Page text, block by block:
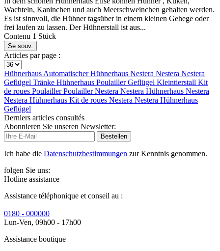
Wachteln, Kaninchen und auch Meerschweinchen gehalten werden.
Es ist sinnvoll, die Hühner tagsüber in einem kleinen Gehege oder
frei laufen zu lassen. Der Hühnerstall ist aus...
Contenu 1 Stück
Se souv.
Articles par page :
Hühnerhaus AutomatischerHühnerhaus Nestera Nestera Nestera
Geflügel Tränke Hühnerhaus PoulaillerGeflügel Kleintierstall Kit
de roues PoulaillerPoulaillerNestera Nestera Hühnerhaus Nestera
Nestera Hühnerhaus Kit de roues Nestera Nestera Hühnerhaus
Geflügel
Derniers articles consultés
Abonnieren Sie unseren Newsletter:
Bestellen
Ich habe die Datenschutzbestimmungen zur Kenntnis genommen.
folgen Sie uns:
Hotline assistance
Assistance téléphonique et conseil au :
0180 - 000000
Lun-Ven, 09h00 - 17h00
Assistance boutique